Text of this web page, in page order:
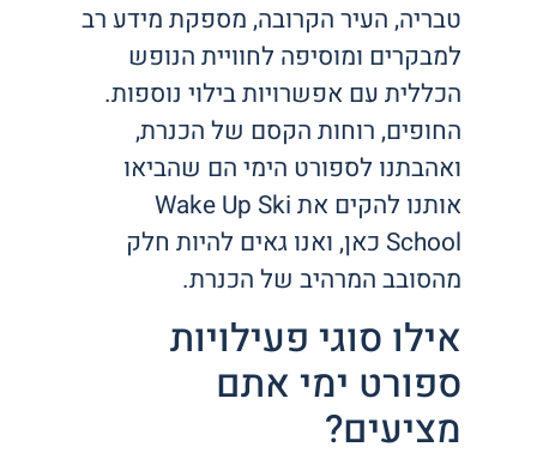
טבריה, העיר הקרובה, מספקת מידע רב
למבקרים ומוסיפה לחוויית הנופש
הכללית עם אפשרויות בילוי נוספות.
החופים, רוחות הקסם של הכנרת,
ואהבתנו לספורט הימי הם שהביאו
אותנו להקים את Wake Up Ski
School כאן, ואנו גאים להיות חלק
מהסובב המרהיב של הכנרת.
אילו סוגי פעילויות
ספורט ימי אתם
מציעים?